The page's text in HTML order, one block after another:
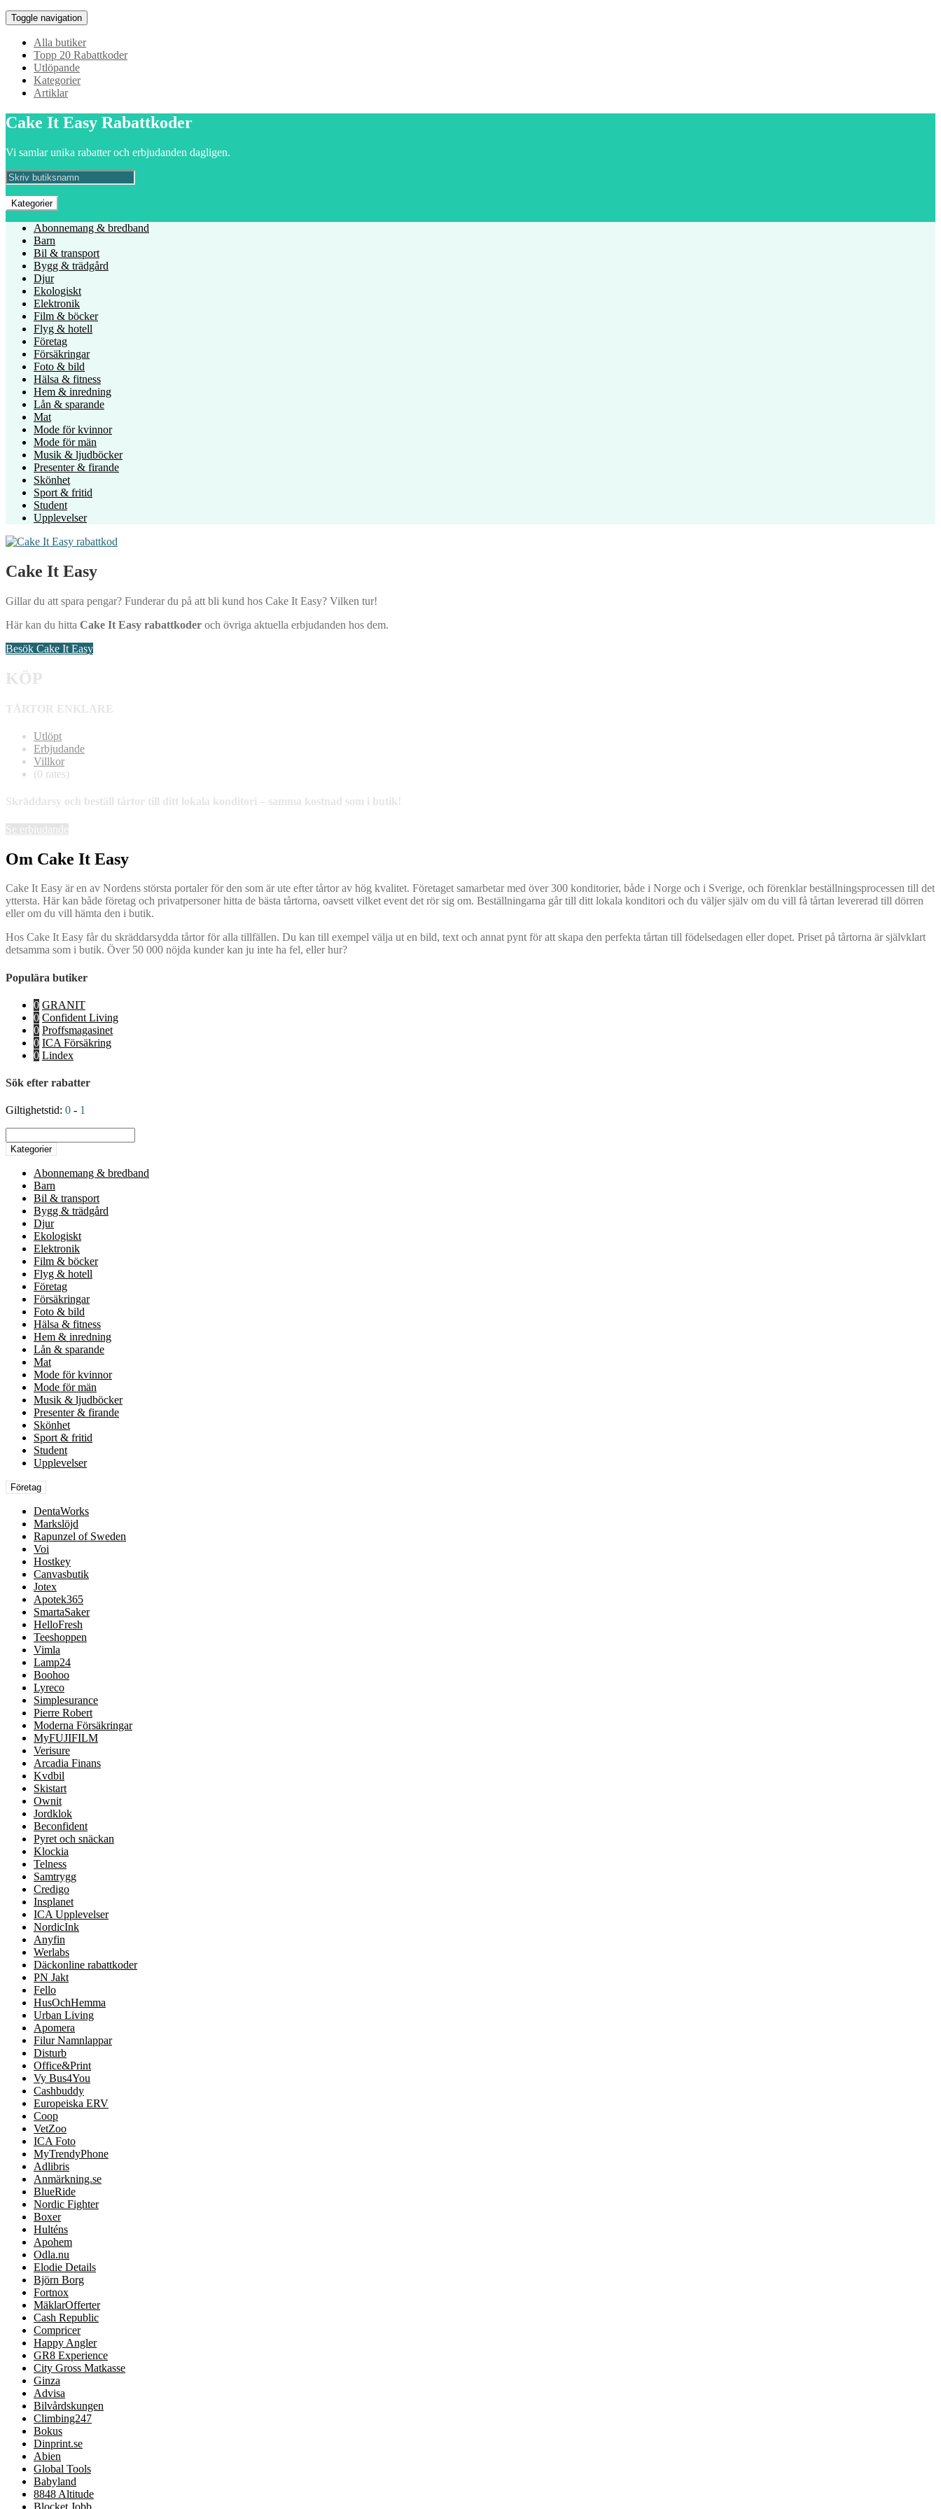
Toggle navigation
Alla butiker
Topp 20 Rabattkoder
Utlöpande
Kategorier
Artiklar
Cake It Easy Rabattkoder
Vi samlar unika rabatter och erbjudanden dagligen.
Kategorier
Abonnemang & bredband
Barn
Bil & transport
Bygg & trädgård
Djur
Ekologiskt
Elektronik
Film & böcker
Flyg & hotell
Företag
Försäkringar
Foto & bild
Hälsa & fitness
Hem & inredning
Lån & sparande
Mat
Mode för kvinnor
Mode för män
Musik & ljudböcker
Presenter & firande
Skönhet
Sport & fritid
Student
Upplevelser
Cake It Easy
Gillar du att spara pengar? Funderar du på att bli kund hos Cake It Easy? Vilken tur!
Här kan du hitta Cake It Easy rabattkoder och övriga aktuella erbjudanden hos dem.
Besök Cake It Easy
KÖP
TÅRTOR ENKLARE
Utlöpt
Erbjudande
Villkor
(0 rates)
Skräddarsy och beställ tårtor till ditt lokala konditori – samma kostnad som i butik!
Se erbjudande
Om Cake It Easy
Cake It Easy är en av Nordens största portaler för den som är ute efter tårtor av hög kvalitet. Företaget samarbetar med över 300 konditorier, både i Norge och i Sverige, och förenklar beställningsprocessen till det
yttersta. Här kan både företag och privatpersoner hitta de bästa tårtorna, oavsett vilket event det rör sig om. Beställningarna går till ditt lokala konditori och du väljer själv om du vill få tårtan levererad till dörren
eller om du vill hämta den i butik.
Hos Cake It Easy får du skräddarsydda tårtor för alla tillfällen. Du kan till exempel välja ut en bild, text och annat pynt för att skapa den perfekta tårtan till födelsedagen eller dopet. Priset på tårtorna är självklart
detsamma som i butik. Över 50 000 nöjda kunder kan ju inte ha fel, eller hur?
Populära butiker
0 GRANIT
0 Confident Living
0 Proffsmagasinet
0 ICA Försäkring
0 Lindex
Sök efter rabatter
Giltighetstid: 0 - 1
Kategorier
Abonnemang & bredband
Barn
Bil & transport
Bygg & trädgård
Djur
Ekologiskt
Elektronik
Film & böcker
Flyg & hotell
Företag
Försäkringar
Foto & bild
Hälsa & fitness
Hem & inredning
Lån & sparande
Mat
Mode för kvinnor
Mode för män
Musik & ljudböcker
Presenter & firande
Skönhet
Sport & fritid
Student
Upplevelser
Företag
DentaWorks
Markslöjd
Rapunzel of Sweden
Voi
Hostkey
Canvasbutik
Jotex
Apotek365
SmartaSaker
HelloFresh
Teeshoppen
Vimla
Lamp24
Boohoo
Lyreco
Simplesurance
Pierre Robert
Moderna Försäkringar
MyFUJIFILM
Verisure
Arcadia Finans
Kvdbil
Skistart
Ownit
Jordklok
Beconfident
Pyret och snäckan
Klockia
Telness
Samtrygg
Credigo
Insplanet
ICA Upplevelser
NordicInk
Anyfin
Werlabs
Däckonline rabattkoder
PN Jakt
Fello
HusOchHemma
Urban Living
Apomera
Filur Namnlappar
Disturb
Office&Print
Vy Bus4You
Cashbuddy
Europeiska ERV
Coop
VetZoo
ICA Foto
MyTrendyPhone
Adlibris
Anmärkning.se
BlueRide
Nordic Fighter
Boxer
Hulténs
Apohem
Odla.nu
Elodie Details
Björn Borg
Fortnox
MäklarOfferter
Cash Republic
Compricer
Happy Angler
GR8 Experience
City Gross Matkasse
Ginza
Advisa
Bilvårdskungen
Climbing247
Bokus
Dinprint.se
Abien
Global Tools
Babyland
8848 Altitude